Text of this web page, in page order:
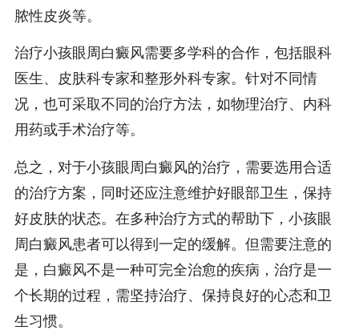
脓性皮炎等。
治疗小孩眼周白癜风需要多学科的合作，包括眼科
医生、皮肤科专家和整形外科专家。针对不同情
况，也可采取不同的治疗方法，如物理治疗、内科
用药或手术治疗等。
总之，对于小孩眼周白癜风的治疗，需要选用合适
的治疗方案，同时还应注意维护好眼部卫生，保持
好皮肤的状态。在多种治疗方式的帮助下，小孩眼
周白癜风患者可以得到一定的缓解。但需要注意的
是，白癜风不是一种可完全治愈的疾病，治疗是一
个长期的过程，需坚持治疗、保持良好的心态和卫
生习惯。